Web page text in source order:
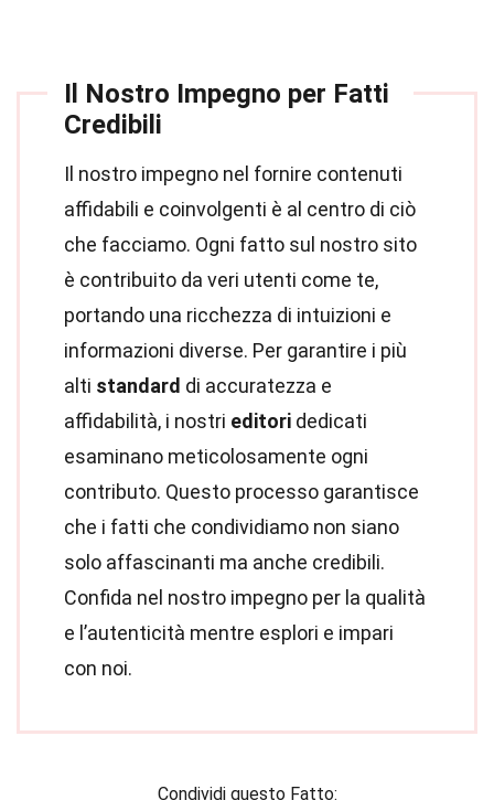
Il Nostro Impegno per Fatti
Credibili
Il nostro impegno nel fornire contenuti
affidabili e coinvolgenti è al centro di ciò
che facciamo. Ogni fatto sul nostro sito
è contribuito da veri utenti come te,
portando una ricchezza di intuizioni e
informazioni diverse. Per garantire i più
alti standard di accuratezza e
affidabilità, i nostri editori dedicati
esaminano meticolosamente ogni
contributo. Questo processo garantisce
che i fatti che condividiamo non siano
solo affascinanti ma anche credibili.
Confida nel nostro impegno per la qualità
e l’autenticità mentre esplori e impari
con noi.
Condividi questo Fatto: